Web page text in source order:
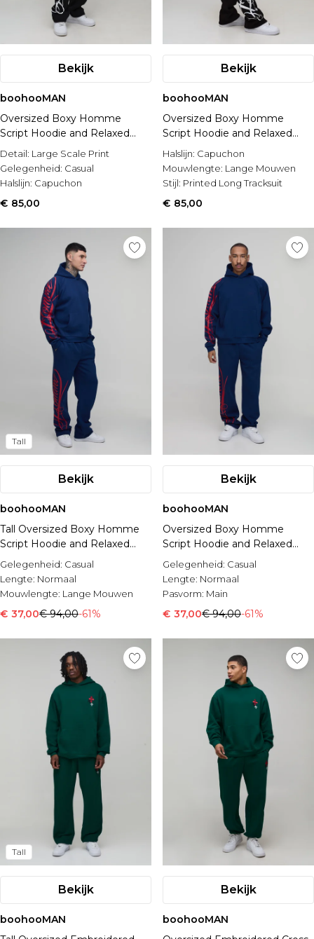
Bekijk
boohooMAN
Oversized Boxy Homme
Script Hoodie and Relaxed
Split Hem Jogger Tracksuit
Detail: Large Scale Print
Gelegenheid: Casual
Halslijn: Capuchon
€ 85,00
Bekijk
boohooMAN
Oversized Boxy Homme
Script Hoodie and Relaxed
Split Hem Jogger Tracksuit
Halslijn: Capuchon
Mouwlengte: Lange Mouwen
Stijl: Printed Long Tracksuit
€ 85,00
Tall
Bekijk
boohooMAN
Tall Oversized Boxy Homme
Script Hoodie and Relaxed
Split Hem Jogger Tracksuit
Gelegenheid: Casual
Lengte: Normaal
Mouwlengte: Lange Mouwen
€ 37,00€ 94,00-61%
Bekijk
boohooMAN
Oversized Boxy Homme
Script Hoodie and Relaxed
Split Hem Jogger Tracksuit
Gelegenheid: Casual
Lengte: Normaal
Pasvorm: Main
€ 37,00€ 94,00-61%
Tall
Bekijk
boohooMAN
Bekijk
boohooMAN